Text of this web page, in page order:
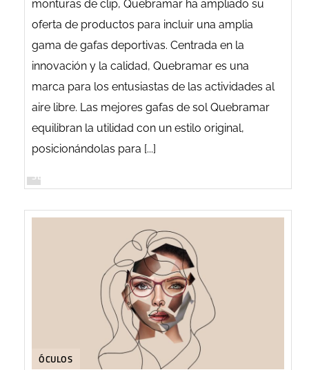
monturas de clip, Quebramar ha ampliado su
oferta de productos para incluir una amplia
gama de gafas deportivas. Centrada en la
innovación y la calidad, Quebramar es una
marca para los entusiastas de las actividades al
aire libre. Las mejores gafas de sol Quebramar
equilibran la utilidad con un estilo original,
posicionándolas para [...]
SEGUIR LEYENDO
ÓCULOS